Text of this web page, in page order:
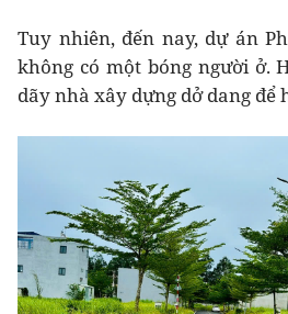
Tuy nhiên, đến nay, dự án
không có một bóng người ở.
dãy nhà xây dựng dở dang để